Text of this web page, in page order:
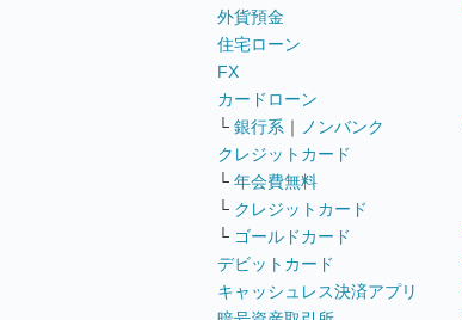
外貨預金
住宅ローン
FX
カードローン
└ 銀行系 ｜
ノンバンク
クレジットカード
└ 年会費無料
└ クレジットカード
└ ゴールドカード
デビットカード
キャッシュレス決済アプリ